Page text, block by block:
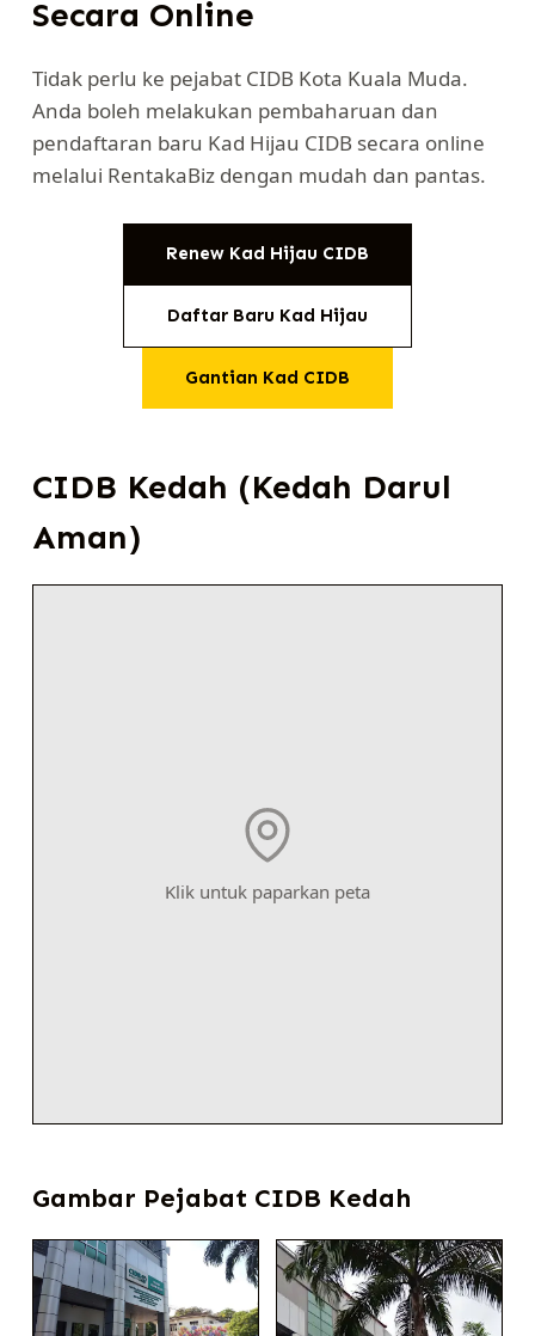
Secara Online
Tidak perlu ke pejabat CIDB Kota Kuala Muda.
Anda boleh melakukan pembaharuan dan
pendaftaran baru Kad Hijau CIDB secara online
melalui RentakaBiz dengan mudah dan pantas.
Renew Kad Hijau CIDB
Daftar Baru Kad Hijau
Gantian Kad CIDB
CIDB Kedah (Kedah Darul
Aman)
Klik untuk paparkan peta
Gambar Pejabat CIDB Kedah